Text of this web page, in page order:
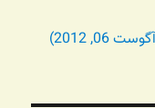
2012)